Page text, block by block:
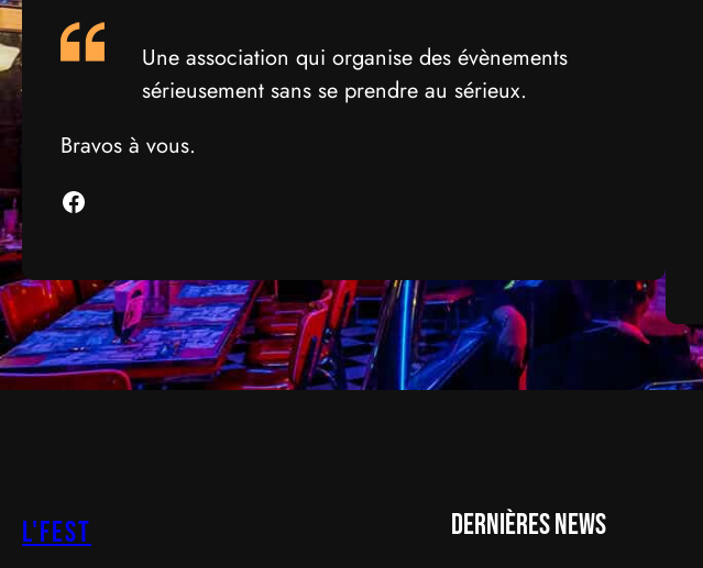
Une association qui organise des évènements
sérieusement sans se prendre au sérieux.
Bravos à vous.
Facebook
L'FEST Dernières News